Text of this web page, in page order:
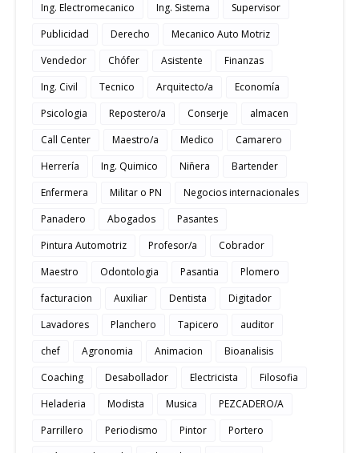
Ing. Electromecanico Ing. Sistema
Supervisor
Publicidad
Derecho
Mecanico Auto Motriz
Vendedor
Chófer Asistente
Finanzas
Ing. Civil
Tecnico Arquitecto/a
Economía
Psicologia
Repostero/a Conserje
almacen
Call Center
Maestro/a Medico
Camarero
Herrería
Ing. Quimico Niñera
Bartender
Enfermera
Militar o PN
Negocios internacionales
Panadero
Abogados
Pasantes
Pintura Automotriz
Profesor/a
Cobrador
Maestro
Odontologia Pasantia
Plomero
facturacion
Auxiliar Dentista
Digitador
Lavadores
Planchero Tapicero
auditor
chef
Agronomia Animacion
Bioanalisis
Coaching
Desabollador Electricista
Filosofia
Heladeria
Modista Musica
PEZCADERO/A
Parrillero
Periodismo Pintor
Portero